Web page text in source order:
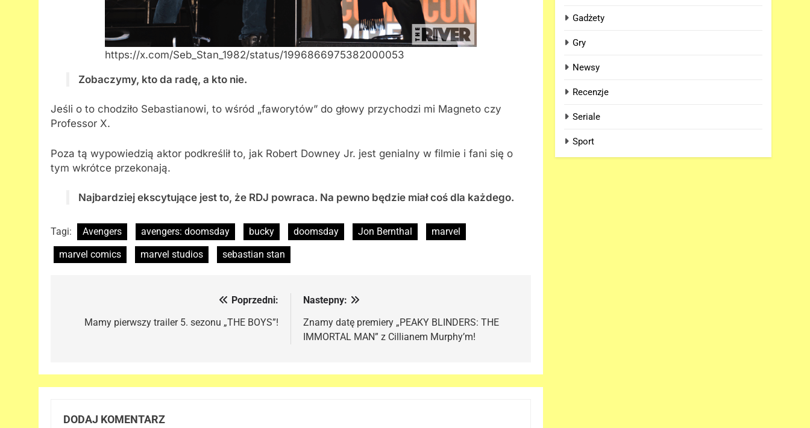
https://x.com/Seb_Stan_1982/status/1996866975382000053
Zobaczymy, kto da radę, a kto nie.
Jeśli o to chodziło Sebastianowi, to wśród „faworytów” do głowy przychodzi mi Magneto czy
Professor X.
Poza tą wypowiedzią aktor podkreślił to, jak Robert Downey Jr. jest genialny w filmie i fani się o
tym wkrótce przekonają.
Najbardziej ekscytujące jest to, że RDJ powraca. Na pewno będzie miał coś dla każdego.
Tagi: Avengers avengers: doomsday bucky doomsday Jon Bernthal
marvel
marvel comics
marvel studios sebastian stan
wpisu
Poprzedni:
Mamy pierwszy trailer 5. sezonu „THE BOYS”!
Nastepny:
Znamy datę premiery „PEAKY BLINDERS: THE
IMMORTAL MAN” z Cillianem Murphy’m!
DODAJ KOMENTARZ
Gadżety
Gry
Newsy
Recenzje
Seriale
Sport